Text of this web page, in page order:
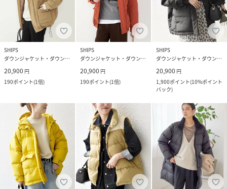
SHIPS
ダウンジャケット・ダウンベスト
20,900 円
190ポイント(1倍)
SHIPS
ダウンジャケット・ダウンベスト
20,900 円
190ポイント(1倍)
SHIPS
ダウンジャケット・ダウンベスト
20,900 円
1,900ポイント(10%ポイント
バック)